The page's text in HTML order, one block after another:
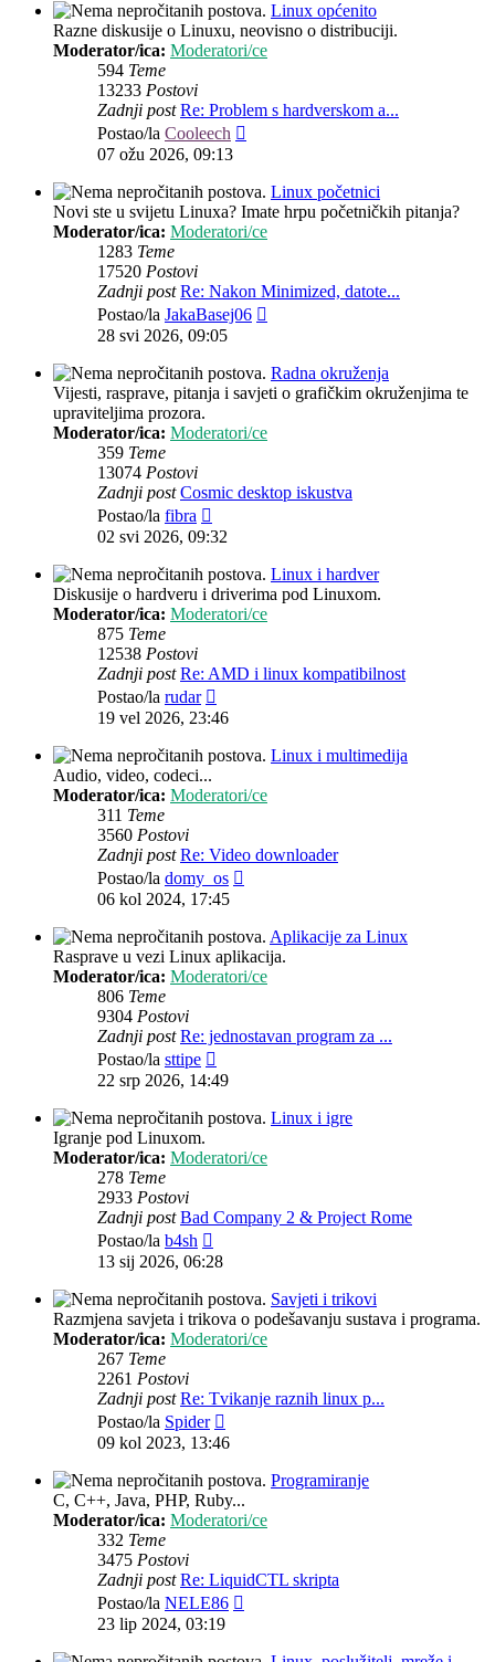
Linux općenito
Razne diskusije o Linuxu, neovisno o distribuciji.
Moderator/ica: Moderatori/ce
594 Teme
13233 Postovi
Zadnji post Re: Problem s hardverskom a...
Postao/la Cooleech
07 ožu 2026, 09:13
Linux početnici
Novi ste u svijetu Linuxa? Imate hrpu početničkih pitanja?
Moderator/ica: Moderatori/ce
1283 Teme
17520 Postovi
Zadnji post Re: Nakon Minimized, datote...
Postao/la JakaBasej06
28 svi 2026, 09:05
Radna okruženja
Vijesti, rasprave, pitanja i savjeti o grafičkim okruženjima te
upraviteljima prozora.
Moderator/ica: Moderatori/ce
359 Teme
13074 Postovi
Zadnji post Cosmic desktop iskustva
Postao/la fibra
post
02 svi 2026, 09:32
Linux i hardver
Diskusije o hardveru i driverima pod Linuxom.
Moderator/ica: Moderatori/ce
875 Teme
12538 Postovi
Zadnji post Re: AMD i linux kompatibilnost
Postao/la rudar
post
19 vel 2026, 23:46
Linux i multimedija
Audio, video, codeci...
Moderator/ica: Moderatori/ce
311 Teme
3560 Postovi
Zadnji post Re: Video downloader
Postao/la domy_os
06 kol 2024, 17:45
Aplikacije za Linux
Rasprave u vezi Linux aplikacija.
Moderator/ica: Moderatori/ce
806 Teme
9304 Postovi
Zadnji post Re: jednostavan program za ...
Postao/la sttipe
post
22 srp 2026, 14:49
Linux i igre
Igranje pod Linuxom.
Moderator/ica: Moderatori/ce
278 Teme
2933 Postovi
Zadnji post Bad Company 2 & Project Rome
Postao/la b4sh
post
13 sij 2026, 06:28
Savjeti i trikovi
Razmjena savjeta i trikova o podešavanju sustava i programa.
Moderator/ica: Moderatori/ce
267 Teme
2261 Postovi
Zadnji post Re: Tvikanje raznih linux p...
Postao/la Spider
post
09 kol 2023, 13:46
Programiranje
C, C++, Java, PHP, Ruby...
Moderator/ica: Moderatori/ce
332 Teme
3475 Postovi
Zadnji post Re: LiquidCTL skripta
Postao/la NELE86
23 lip 2024, 03:19